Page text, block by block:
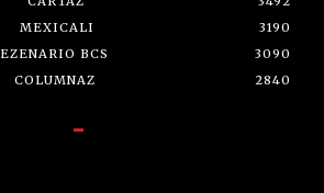
MEXICALI
3190
EZENARIO BCS
3090
COLUMNAZ
2840
-